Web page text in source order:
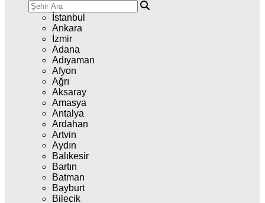
İstanbul
Ankara
İzmir
Adana
Adıyaman
Afyon
Ağrı
Aksaray
Amasya
Antalya
Ardahan
Artvin
Aydın
Balıkesir
Bartın
Batman
Bayburt
Bilecik